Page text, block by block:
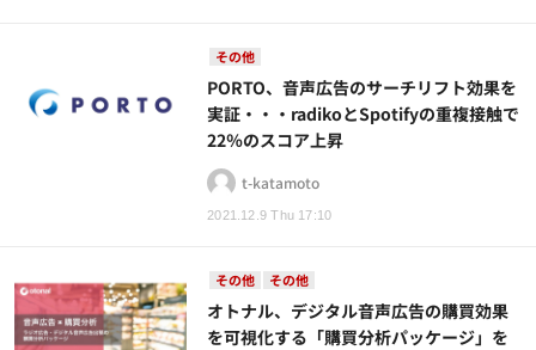
その他
2021.12.9 Thu 17:10
PORTO、音声広告のサーチリフト効果を
実証・・・radikoとSpotifyの重複接触で
22％のスコア上昇
t-katamoto
その他 その他
オトナル、デジタル音声広告の購買効果
を可視化する「購買分析パッケージ」を